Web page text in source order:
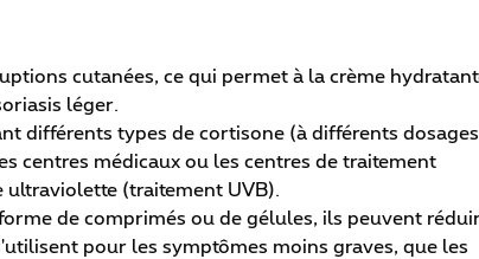
cutanées, ce qui permet à la crème
léger.
différents types de cortisone (à différents
centres médicaux ou les centres de traitement
ultraviolette (traitement UVB).
de comprimés ou de gélules, ils peuvent
pour les symptômes moins graves, que les